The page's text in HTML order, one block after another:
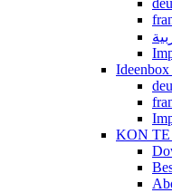
KON TE